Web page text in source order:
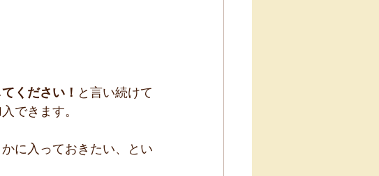
ください！ と言い続けて
できます。
に入っておきたい、とい